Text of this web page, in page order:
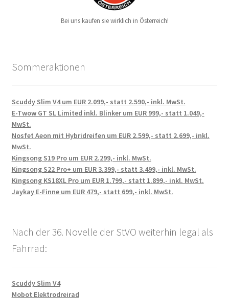
Bei uns kaufen sie wirklich in Österreich!
Sommeraktionen
Scuddy Slim V4 um EUR 2.099,- statt 2.590,- inkl. MwSt.
E-Twow GT SL Limited inkl. Blinker um EUR 999,- statt 1.049,-
MwSt.
Nosfet Aeon mit Hybridreifen um EUR 2.599,- statt 2.699,- inkl.
MwSt.
Kingsong S19 Pro um EUR 2.299,- inkl. MwSt.
Kingsong S22 Pro+ um EUR 3.399,- statt 3.499,- inkl. MwSt.
Kingsong KS18XL Pro um EUR 1.799,- statt 1.899,- inkl. MwSt.
Jaykay E-Finne um EUR 479,- statt 699,- inkl. MwSt.
Nach der 36. Novelle der StVO weiterhin legal als
Fahrrad:
Scuddy Slim V4
Mobot Elektrodreirad